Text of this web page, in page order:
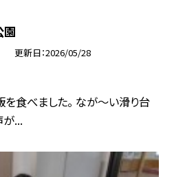
園
更新日 2026/05/28
食べました。 なが～い滑り台
が...